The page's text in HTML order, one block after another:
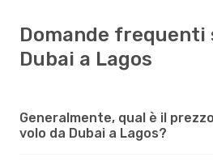
Domande frequenti
Dubai a Lagos
Generalmente, qual è il
volo da Dubai a Lagos?